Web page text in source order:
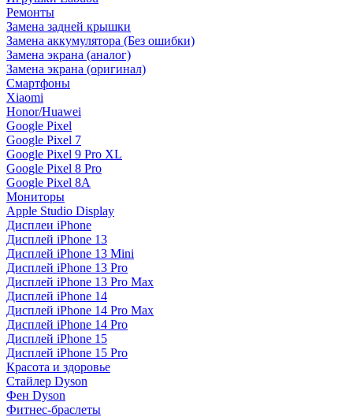
Ремонты
Замена задней крышки
Замена аккумулятора (Без ошибки)
Замена экрана (аналог)
Замена экрана (оригинал)
Смартфоны
Xiaomi
Honor/Huawei
Google Pixel
Google Pixel 7
Google Pixel 9 Pro XL
Google Pixel 8 Pro
Google Pixel 8A
Мониторы
Apple Studio Display
Дисплеи iPhone
Дисплей iPhone 13
Дисплей iPhone 13 Mini
Дисплей iPhone 13 Pro
Дисплей iPhone 13 Pro Max
Дисплей iPhone 14
Дисплей iPhone 14 Pro Max
Дисплей iPhone 14 Pro
Дисплей iPhone 15
Дисплей iPhone 15 Pro
Красота и здоровье
Стайлер Dyson
Фен Dyson
Фитнес-браслеты